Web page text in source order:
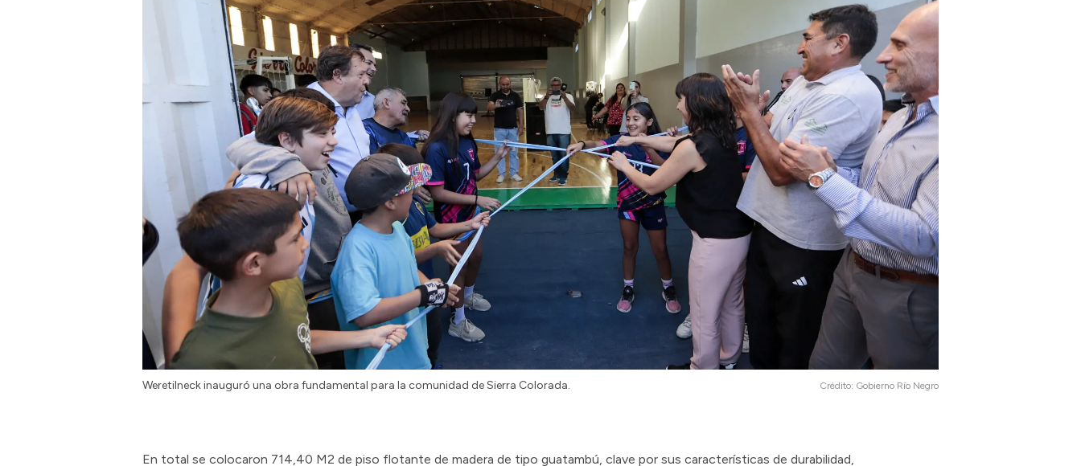
Weretilneck inauguró una obra fundamental para la comunidad de Sierra Colorada. Crédito: Gobierno Río Negro
En total se colocaron 714,40 M2 de piso flotante de madera de tipo guatambú, clave por sus características de durabilidad,